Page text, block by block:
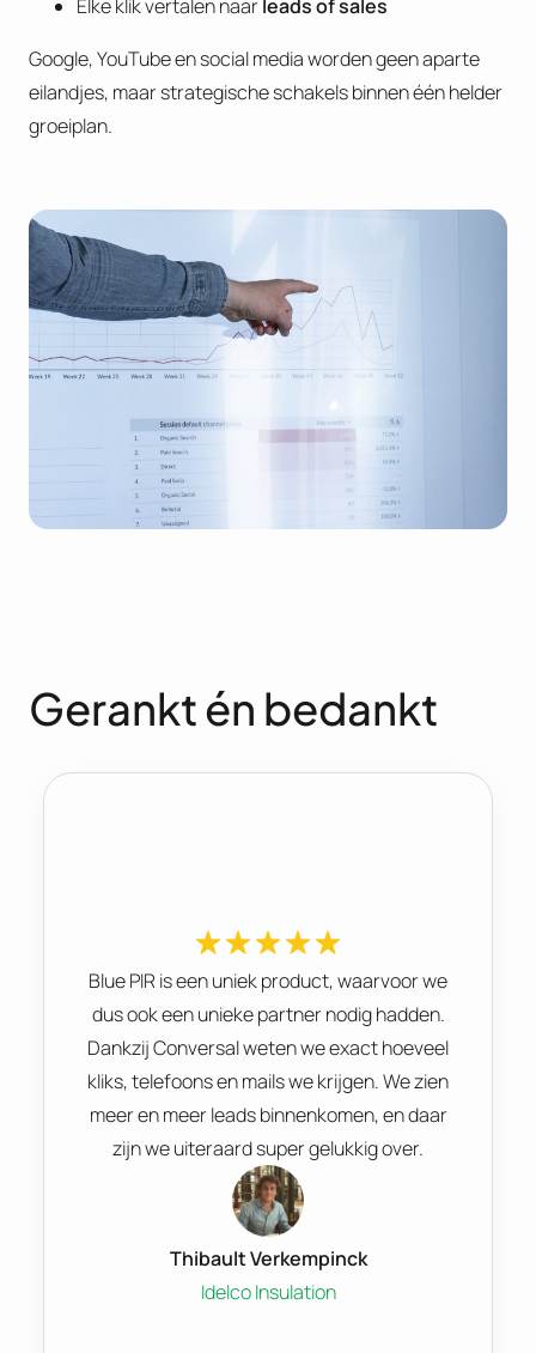
Elke klik vertalen naar leads of sales
Google, YouTube en social media worden geen aparte
eilandjes, maar strategische schakels binnen één helder
groeiplan.
Gerankt én bedankt
Blue PIR is een uniek product, waarvoor we
dus ook een unieke partner nodig hadden.
Dankzij Conversal weten we exact hoeveel
kliks, telefoons en mails we krijgen. We zien
meer en meer leads binnenkomen, en daar
zijn we uiteraard super gelukkig over.
Thibault Verkempinck
Idelco Insulation